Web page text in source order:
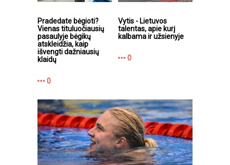
Pradedate bėgioti?
Vienas tituluočiausių
pasaulyje bėgikų
atskleidžia, kaip
išvengti dažniausių
klaidų
0
Vytis - Lietuvos
talentas, apie kurį
kalbama ir užsienyje
0